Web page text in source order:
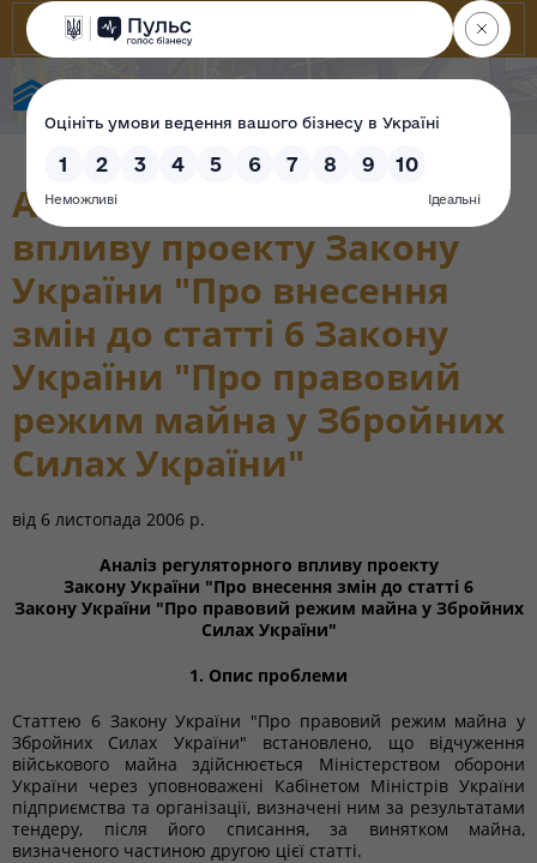
Аналіз регуляторного
впливу проекту Закону
України "Про внесення
змін до статті 6 Закону
України "Про правовий
режим майна у Збройних
Силах України"
від 6 листопада 2006 р.
Аналіз регуляторного впливу проекту
Закону України "Про внесення змін до статті 6
Закону України "Про правовий режим майна у Збройних
Силах України"
1. Опис проблеми
Статтею 6 Закону України "Про правовий режим майна у
Збройних Силах України" встановлено, що відчуження
військового майна здійснюється Міністерством оборони
України через уповноважені Кабінетом Міністрів України
підприємства та організації, визначені ним за результатами
тендеру, після його списання, за винятком майна,
визначеного частиною другою цієї статті.